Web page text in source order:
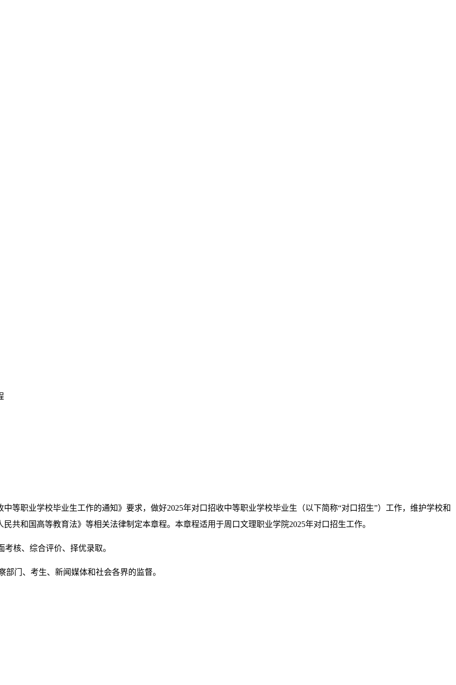
等职业学校毕业生工作的通知》要求，做好2025年对口招收中等职业学校毕业生（以下简称“对口招生”）工作，维护学校和
共和国高等教育法》等相关法律制定本章程。本章程适用于周口文理职业学院2025年对口招生工作。
核、综合评价、择优录取。
门、考生、新闻媒体和社会各界的监督。